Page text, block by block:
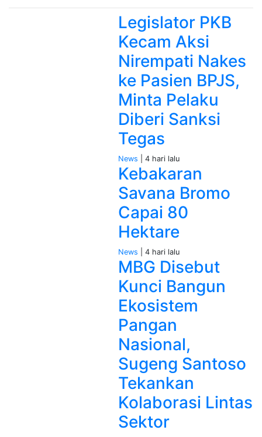
Legislator PKB
Kecam Aksi
Nirempati Nakes
ke Pasien BPJS,
Minta Pelaku
Diberi Sanksi
Tegas
News | 4 hari lalu
Kebakaran
Savana Bromo
Capai 80
Hektare
News | 4 hari lalu
MBG Disebut
Kunci Bangun
Ekosistem
Pangan
Nasional,
Sugeng Santoso
Tekankan
Kolaborasi Lintas
Sektor